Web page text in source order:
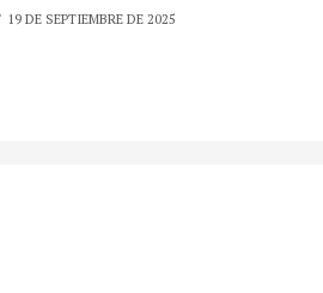
19 DE SEPTIEMBRE DE 2025